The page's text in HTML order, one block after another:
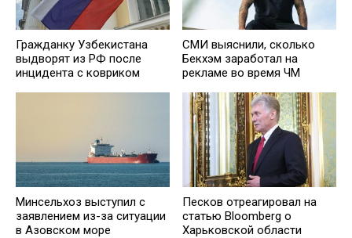
Гражданку Узбекистана
выдворят из РФ после
инцидента с ковриком
СМИ выяснили, сколько
Бекхэм заработал на
рекламе во время ЧМ
Минсельхоз выступил с
заявлением из-за ситуации
в Азовском море
Песков отреагировал на
статью Bloomberg о
Харьковской области